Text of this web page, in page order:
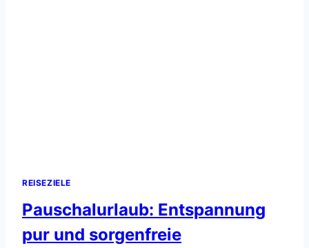
REISEZIELE
Pauschalurlaub: Entspannung
pur und sorgenfreie